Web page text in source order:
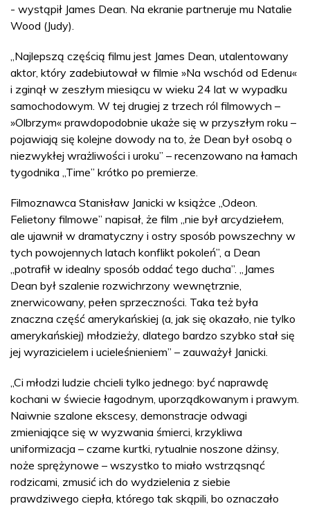
- wystąpił James Dean. Na ekranie partneruje mu Natalie
Wood (Judy).
„Najlepszą częścią filmu jest James Dean, utalentowany
aktor, który zadebiutował w filmie »Na wschód od Edenu«
i zginął w zeszłym miesiącu w wieku 24 lat w wypadku
samochodowym. W tej drugiej z trzech ról filmowych –
»Olbrzym« prawdopodobnie ukaże się w przyszłym roku –
pojawiają się kolejne dowody na to, że Dean był osobą o
niezwykłej wrażliwości i uroku” – recenzowano na łamach
tygodnika „Time” krótko po premierze.
Filmoznawca Stanisław Janicki w książce „Odeon.
Felietony filmowe” napisał, że film „nie był arcydziełem,
ale ujawnił w dramatyczny i ostry sposób powszechny w
tych powojennych latach konflikt pokoleń”, a Dean
„potrafił w idealny sposób oddać tego ducha”. „James
Dean był szalenie rozwichrzony wewnętrznie,
znerwicowany, pełen sprzeczności. Taka też była
znaczna część amerykańskiej (a, jak się okazało, nie tylko
amerykańskiej) młodzieży, dlatego bardzo szybko stał się
jej wyrazicielem i ucieleśnieniem” – zauważył Janicki.
„Ci młodzi ludzie chcieli tylko jednego: być naprawdę
kochani w świecie łagodnym, uporządkowanym i prawym.
Naiwnie szalone ekscesy, demonstracje odwagi
zmieniające się w wyzwania śmierci, krzykliwa
uniformizacja – czarne kurtki, rytualnie noszone dżinsy,
noże sprężynowe – wszystko to miało wstrząsnąć
rodzicami, zmusić ich do wydzielenia z siebie
prawdziwego ciepła, którego tak skąpili, bo oznaczało